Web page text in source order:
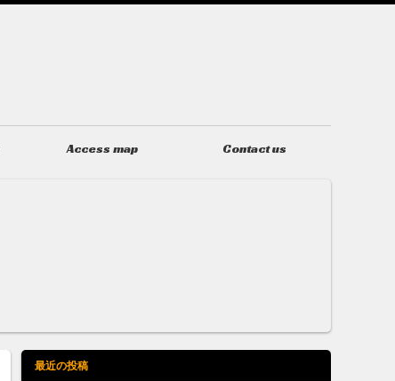
Access map Contact us
最近の投稿